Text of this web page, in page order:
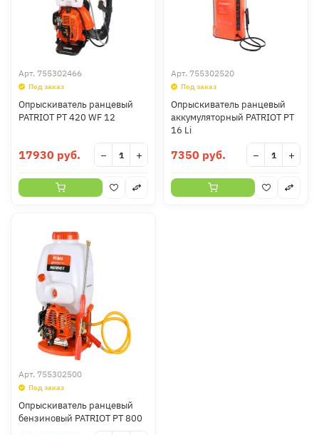
Арт. 755302466
Под заказ
Опрыскиватель ранцевый
PATRIOT PT 420 WF 12
17930 руб. − +
Арт. 755302520
Под заказ
Опрыскиватель ранцевый
аккумуляторный PATRIOT PT
16 Li
7350 руб. − +
Арт. 755302500
Под заказ
Опрыскиватель ранцевый
бензиновый PATRIOT PT 800